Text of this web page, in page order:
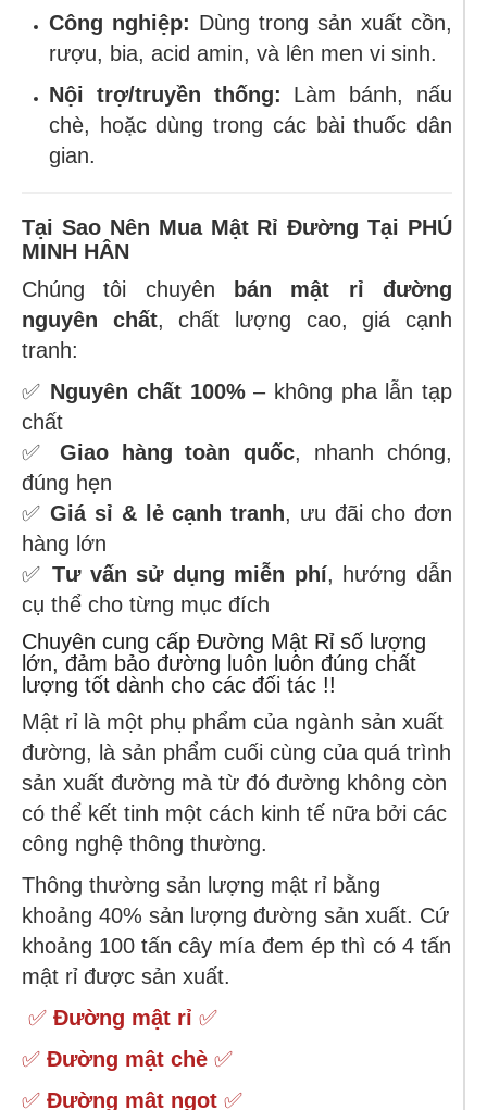
Công nghiệp: Dùng trong sản xuất cồn,
rượu, bia, acid amin, và lên men vi sinh.
Nội trợ/truyền thống: Làm bánh, nấu
chè, hoặc dùng trong các bài thuốc dân
gian.
Tại Sao Nên Mua Mật Rỉ Đường Tại PHÚ
MINH HÂN
Chúng tôi chuyên bán mật rỉ đường
nguyên chất, chất lượng cao, giá cạnh
tranh:
✅ Nguyên chất 100%– không pha lẫn tạp
chất
✅ Giao hàng toàn quốc, nhanh chóng,
đúng hẹn
✅Giá sỉ & lẻ cạnh tranh, ưu đãi cho đơn
hàng lớn
✅Tư vấn sử dụng miễn phí, hướng dẫn
cụ thể cho từng mục đích
Chuyên cung cấp Đường Mật Rỉ số lượng
lớn, đảm bảo đường luôn luôn đúng chất
lượng tốt dành cho các đối tác !!
Mật rỉ là một phụ phẩm của ngành sản xuất
đường, là sản phẩm cuối cùng của quá trình
sản xuất đường mà từ đó đường không còn
có thể kết tinh một cách kinh tế nữa bởi các
công nghệ thông thường.
Thông thường sản lượng mật rỉ bằng
khoảng 40% sản lượng đường sản xuất. Cứ
khoảng 100 tấn cây mía đem ép thì có 4 tấn
mật rỉ được sản xuất.
✅ Đường mật rỉ ✅
✅ Đường mật chè ✅
✅ Đường mật ngọt ✅